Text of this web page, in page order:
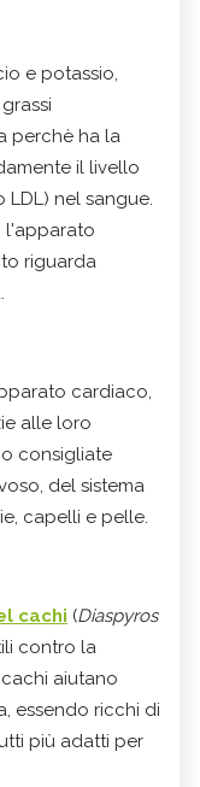
e potassio,
grassi
perchè ha la
il livello
nel sangue.
l'apparato
riguarda
cardiaco,
alle loro
consigliate
del sistema
capelli e pelle.
cachi (Diaspyros
contro la
aiutano
essendo ricchi di
più adatti per